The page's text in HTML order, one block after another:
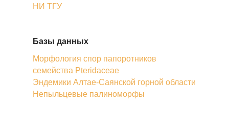
НИ ТГУ
Базы данных
Морфология спор папоротников
семейства Pteridaceae
Эндемики Алтае-Саянской горной области
Непыльцевые палиноморфы